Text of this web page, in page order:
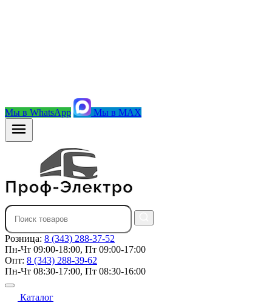
Мы в WhatsApp Мы в MAX
Розница: 8 (343) 288-37-52
Пн-Чт 09:00-18:00, Пт 09:00-17:00
Опт: 8 (343) 288-39-62
Пн-Чт 08:30-17:00, Пт 08:30-16:00
Каталог